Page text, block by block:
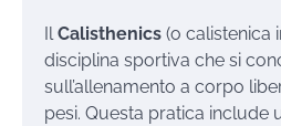
Il Calisthenics (o calistenica
disciplina sportiva che si
sull’allenamento a corpo
pesi. Questa pratica include